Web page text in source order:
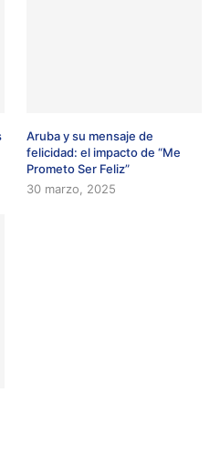
Aruba y su mensaje de
felicidad: el impacto de “Me
Prometo Ser Feliz”
30 marzo, 2025